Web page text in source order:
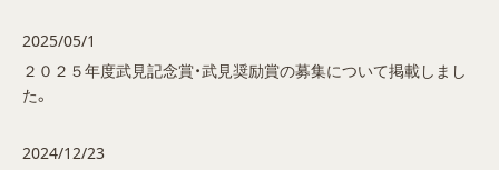
2025/05/1
２０２５年度武見記念賞・武見奨励賞の募集について掲載しまし
た。
2024/12/23